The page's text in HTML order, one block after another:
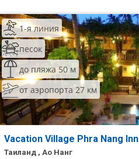
1-я линия
песок
до пляжа 50 м
от аэропорта 27 км
Vacation Village Phra Nang Inn
Таиланд , Ао Нанг